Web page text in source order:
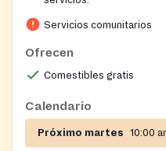
Saint Vincent de Paul
volunteer returns calls
food and money are
stocked and serving local
Servicios comunitarios
Ofrecen
Comestibles gratis
Calendario
Próximo martes 10:00